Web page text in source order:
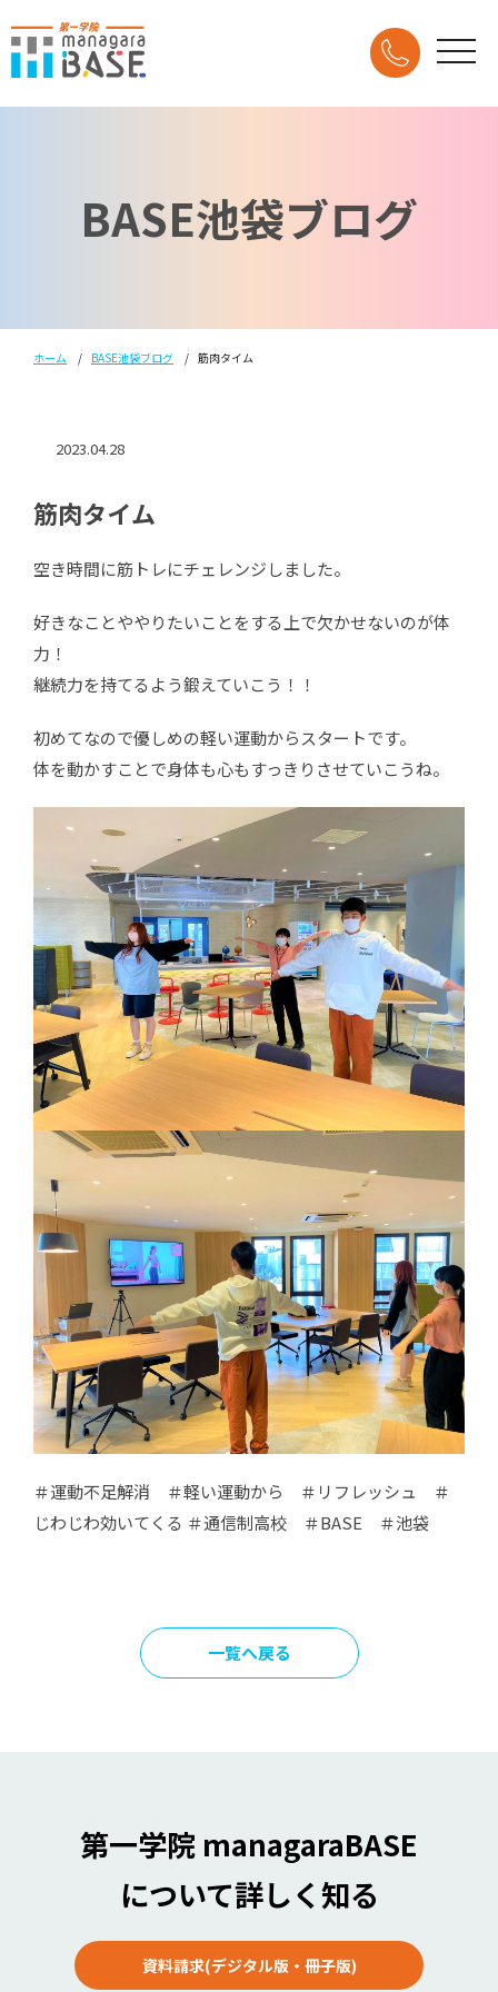
BASE池袋ブログ
ホーム BASE池袋ブログ 筋肉タイム
2023.04.28
筋肉タイム
空き時間に筋トレにチェレンジしました。
好きなことややりたいことをする上で欠かせないのが体
力！
継続力を持てるよう鍛えていこう！！
初めてなので優しめの軽い運動からスタートです。
体を動かすことで身体も心もすっきりさせていこうね。
＃運動不足解消 ＃軽い運動から ＃リフレッシュ ＃
じわじわ効いてくる ＃通信制高校 ＃BASE ＃池袋
一覧へ戻る
第一学院 managaraBASE
について詳しく知る
資料請求(デジタル版・冊子版)